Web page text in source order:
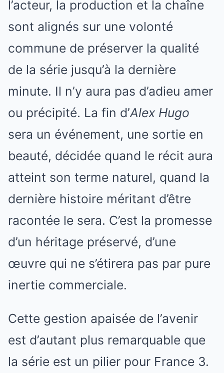
l’acteur, la production et la chaîne
sont alignés sur une volonté
commune de préserver la qualité
de la série jusqu’à la dernière
minute. Il n’y aura pas d’adieu amer
ou précipité. La fin d’Alex Hugo
sera un événement, une sortie en
beauté, décidée quand le récit aura
atteint son terme naturel, quand la
dernière histoire méritant d’être
racontée le sera. C’est la promesse
d’un héritage préservé, d’une
œuvre qui ne s’étirera pas par pure
inertie commerciale.
Cette gestion apaisée de l’avenir
est d’autant plus remarquable que
la série est un pilier pour France 3.